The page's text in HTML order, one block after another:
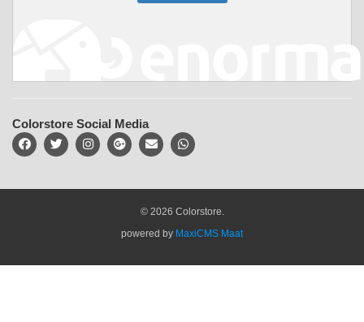
Colorstore Social Media
© 2026 Colorstore.
powered by MaxiCMS Maat